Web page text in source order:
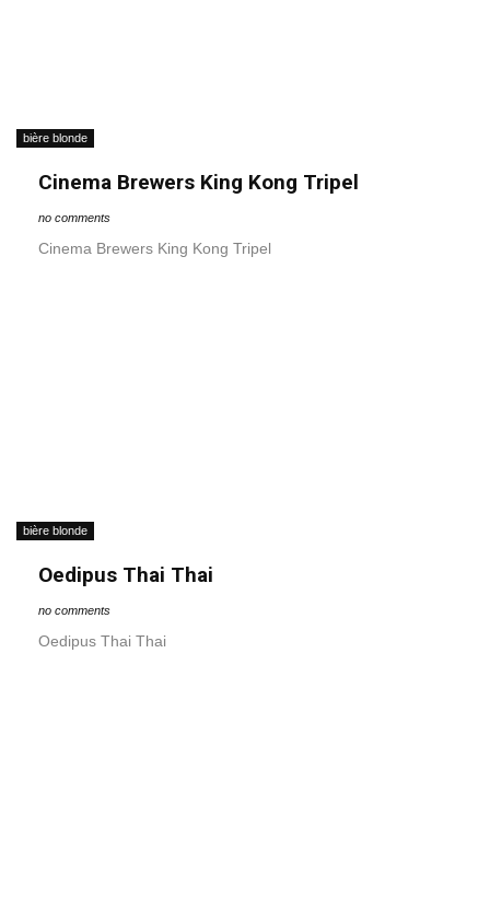
bière blonde
Cinema Brewers King Kong Tripel
no comments
Cinema Brewers King Kong Tripel
bière blonde
Oedipus Thai Thai
no comments
Oedipus Thai Thai